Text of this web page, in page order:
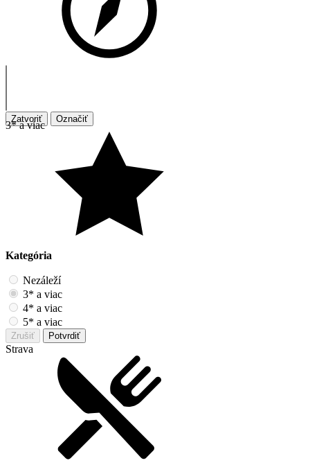
Zatvoriť Označiť
3* a viac
Kategória
Nezáleží
3* a viac
4* a viac
5* a viac
Zrušiť Potvrdiť
Strava